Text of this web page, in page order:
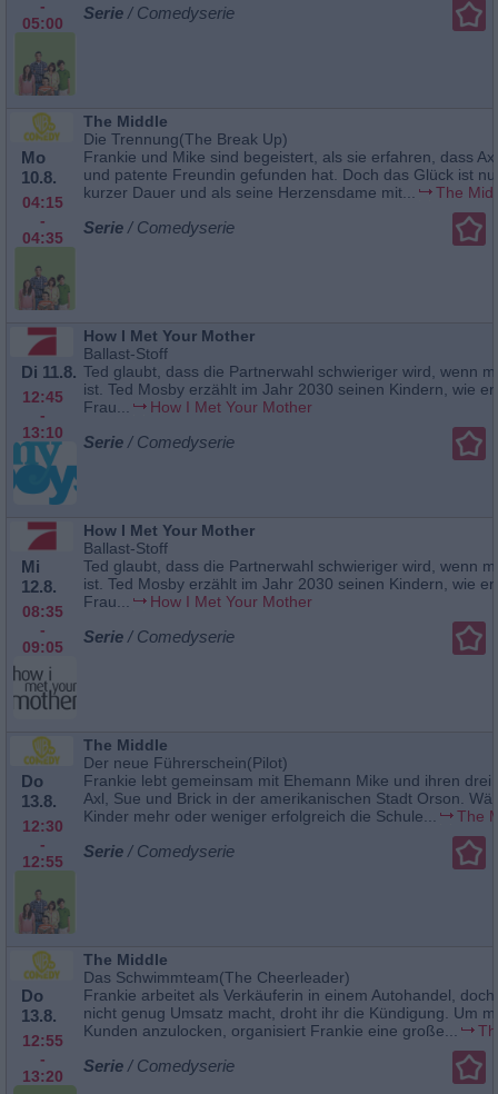
-
05:00
Serie / Comedyserie
Mo
10.8.
04:15
-
04:35
The Middle
Die Trennung(The Break Up)
Frankie und Mike sind begeistert, als sie erfahren, dass
und patente Freundin gefunden hat. Doch das Glück ist
kurzer Dauer und als seine Herzensdame mit...
The
Serie / Comedyserie
Di 11.8.
12:45
-
13:10
How I Met Your Mother
Ballast-Stoff
Ted glaubt, dass die Partnerwahl schwieriger wird, wenn
ist. Ted Mosby erzählt im Jahr 2030 seinen Kindern, wie
Frau...
How I Met Your Mother
Serie / Comedyserie
Mi
12.8.
08:35
-
09:05
How I Met Your Mother
Ballast-Stoff
Ted glaubt, dass die Partnerwahl schwieriger wird, wenn
ist. Ted Mosby erzählt im Jahr 2030 seinen Kindern, wie
Frau...
How I Met Your Mother
Serie / Comedyserie
Do
13.8.
12:30
-
12:55
The Middle
Der neue Führerschein(Pilot)
Frankie lebt gemeinsam mit Ehemann Mike und ihren drei
Axl, Sue und Brick in der amerikanischen Stadt Orson.
Kinder mehr oder weniger erfolgreich die Schule...
The
Serie / Comedyserie
Do
13.8.
12:55
-
13:20
The Middle
Das Schwimmteam(The Cheerleader)
Frankie arbeitet als Verkäuferin in einem Autohandel,
nicht genug Umsatz macht, droht ihr die Kündigung. Um
Kunden anzulocken, organisiert Frankie eine große...
Serie / Comedyserie